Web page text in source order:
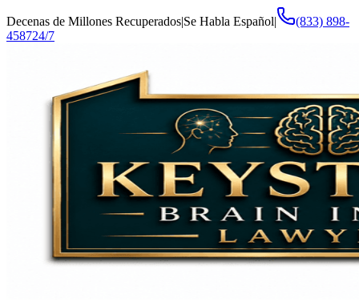
Decenas de Millones Recuperados|Se Habla Español|
(833) 898-
458724/7